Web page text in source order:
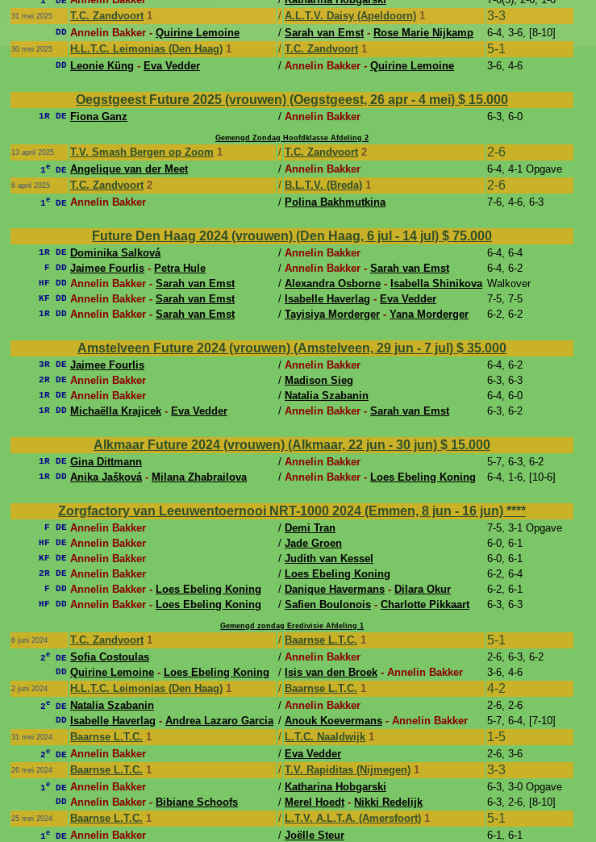
31 mei 2025 T.C. Zandvoort 1 / A.L.T.V. Daisy (Apeldoorn) 1 3-3
DD Annelin Bakker - Quirine Lemoine / Sarah van Emst- Rose Marie Nijkamp 6-4, 3-6, [8-10]
30 mei 2025 H.L.T.C. Leimonias (Den Haag) 1 / T.C. Zandvoort1 5-1
DD Leonie Küng - Eva Vedder / Annelin Bakker - Quirine Lemoine 3-6, 4-6
Oegstgeest Future 2025 (vrouwen) (Oegstgeest, 26 apr - 4 mei) $ 15.000
1R DE Fiona Ganz / Annelin Bakker 6-3, 6-0
Gemengd Zondag Hoofdklasse Afdeling 2
13 april 2025
T.V. Smash Bergen op Zoom 1 / T.C. Zandvoort 2 2-6
1e DE Angelique van der Meet / Annelin Bakker 6-4, 4-1 Opgave
6 april 2025 T.C. Zandvoort 2 / B.L.T.V. (Breda) 1 2-6
1e DE Annelin Bakker / Polina Bakhmutkina 7-6, 4-6, 6-3
Future Den Haag 2024 (vrouwen) (Den Haag, 6 jul - 14 jul) $ 75.000
1R DE Dominika Salková / Annelin Bakker 6-4, 6-4
F DD Jaimee Fourlis - Petra Hule / Annelin Bakker - Sarah van Emst 6-4, 6-2
HF DD Annelin Bakker - Sarah van Emst / Alexandra Osborne - Isabella Shinikova Walkover
KF DD Annelin Bakker - Sarah van Emst / Isabelle Haverlag - Eva Vedder 7-5, 7-5
1R DD Annelin Bakker - Sarah van Emst / Tayisiya Morderger - Yana Morderger 6-2, 6-2
Amstelveen Future 2024 (vrouwen) (Amstelveen, 29 jun - 7 jul) $ 35.000
3R DE Jaimee Fourlis / Annelin Bakker 6-4, 6-2
2R DE Annelin Bakker / Madison Sieg 6-3, 6-3
1R DE Annelin Bakker / Natalia Szabanin 6-4, 6-0
1R DD Michaëlla Krajicek - Eva Vedder / Annelin Bakker - Sarah van Emst 6-3, 6-2
Alkmaar Future 2024 (vrouwen) (Alkmaar, 22 jun - 30 jun) $ 15.000
1R DE Gina Dittmann / Annelin Bakker 5-7, 6-3, 6-2
1R DD Anika Jašková- Milana Zhabrailova / Annelin Bakker - Loes Ebeling Koning 6-4, 1-6, [10-6]
Zorgfactory van Leeuwentoernooi NRT-1000 2024 (Emmen, 8 jun - 16 jun) ****
F DE Annelin Bakker / Demi Tran 7-5, 3-1 Opgave
HF DE Annelin Bakker / Jade Groen 6-0, 6-1
KF DE Annelin Bakker / Judith van Kessel 6-0, 6-1
2R DE Annelin Bakker / Loes Ebeling Koning 6-2, 6-4
F DD Annelin Bakker - Loes Ebeling Koning / Danique Havermans - Dilara Okur 6-2, 6-1
HF DD Annelin Bakker - Loes Ebeling Koning / Safien Boulonois - Charlotte Pikkaart 6-3, 6-3
Gemengd zondag Eredivisie Afdeling 1
6 juni 2024
T.C. Zandvoort 1 / Baarnse L.T.C. 1 5-1
2e DE Sofia Costoulas / Annelin Bakker 2-6, 6-3, 6-2
DD Quirine Lemoine - Loes Ebeling Koning / Isis van den Broek - Annelin Bakker 3-6, 4-6
2 juni 2024 H.L.T.C. Leimonias (Den Haag) 1 / Baarnse L.T.C. 1 4-2
2e DE Natalia Szabanin / Annelin Bakker 2-6, 2-6
DD Isabelle Haverlag - Andrea Lazaro Garcia / Anouk Koevermans - Annelin Bakker 5-7, 6-4, [7-10]
31 mei 2024 Baarnse L.T.C. 1 / L.T.C. Naaldwijk 1 1-5
2e DE Annelin Bakker / Eva Vedder 2-6, 3-6
26 mei 2024 Baarnse L.T.C. 1 / T.V. Rapiditas (Nijmegen) 1 3-3
1e DE Annelin Bakker / Katharina Hobgarski 6-3, 3-0 Opgave
DD Annelin Bakker - Bibiane Schoofs / Merel Hoedt- Nikki Redelijk 6-3, 2-6, [8-10]
25 mei 2024 Baarnse L.T.C. 1 / L.T.V. A.L.T.A. (Amersfoort) 1 5-1
1e DE Annelin Bakker / Joëlle Steur 6-1, 6-1